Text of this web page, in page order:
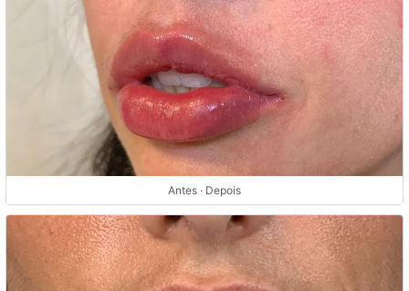
Antes · Depois